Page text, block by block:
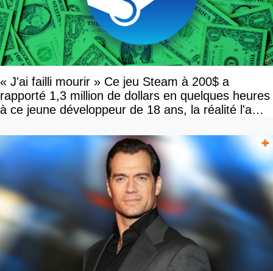
« J'ai failli mourir » Ce jeu Steam à 200$ a
rapporté 1,3 million de dollars en quelques heures
à ce jeune développeur de 18 ans, la réalité l'a